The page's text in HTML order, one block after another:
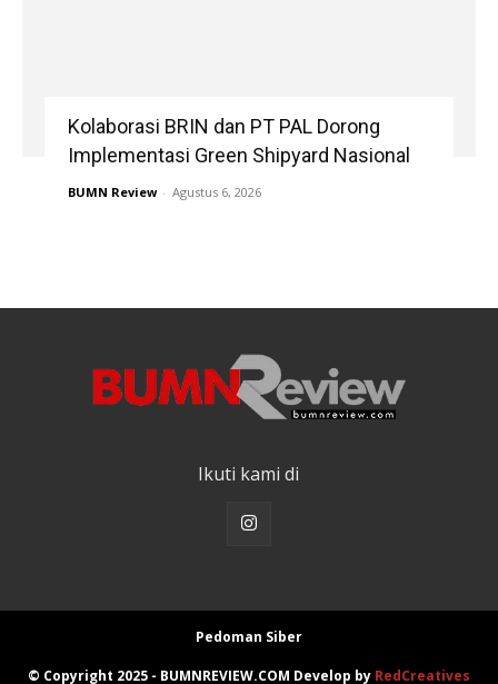
Kolaborasi BRIN dan PT PAL Dorong
Implementasi Green Shipyard Nasional
BUMN Review - Agustus 6, 2026
Ikuti kami di
Pedoman Siber
© Copyright 2025 - BUMNREVIEW.COM Develop by RedCreatives